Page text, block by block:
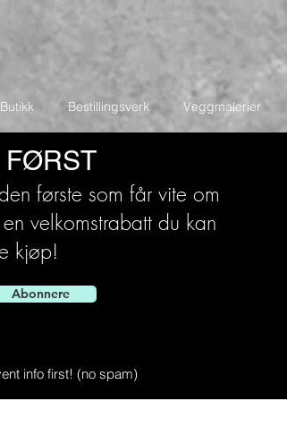
Butikk Bestillingsverk Veggmalerier
FØRST
første som får vite om
velkomstrabatt du kan
kjøp!
Abonnere
info first! (no spam)